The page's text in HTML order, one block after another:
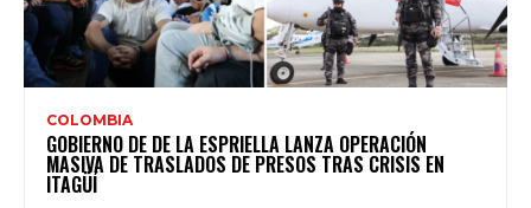
COLOMBIA
GOBIERNO DE DE LA ESPRIELLA LANZA OPERACIÓN
MASIVA DE TRASLADOS DE PRESOS TRAS CRISIS EN
ITAGÜÍ